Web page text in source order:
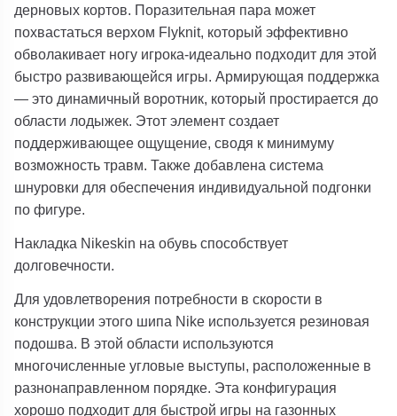
дерновых кортов. Поразительная пара может
похвастаться верхом Flyknit, который эффективно
обволакивает ногу игрока-идеально подходит для этой
быстро развивающейся игры. Армирующая поддержка
— это динамичный воротник, который простирается до
области лодыжек. Этот элемент создает
поддерживающее ощущение, сводя к минимуму
возможность травм. Также добавлена система
шнуровки для обеспечения индивидуальной подгонки
по фигуре.
Накладка Nikeskin на обувь способствует
долговечности.
Для удовлетворения потребности в скорости в
конструкции этого шипа Nike используется резиновая
подошва. В этой области используются
многочисленные угловые выступы, расположенные в
разнонаправленном порядке. Эта конфигурация
хорошо подходит для быстрой игры на газонных